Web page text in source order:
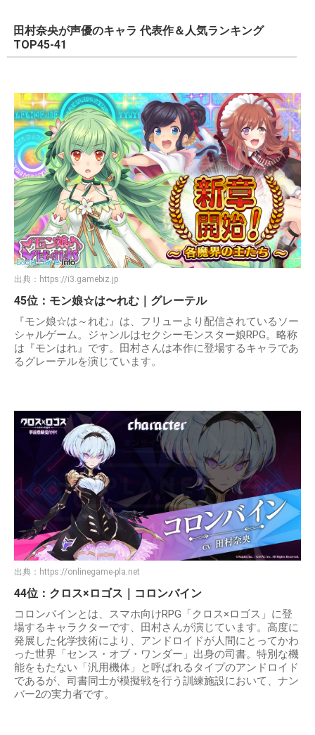
田村奈央が声優のキャラ 代表作＆人気ランキング
TOP45-41
出典： https://i3.gamebiz.jp
45位：モン娘☆は〜れむ｜グレーテル
『モン娘☆は～れむ』は、フリューより配信されているソー
シャルゲーム。ジャンルはセクシーモンスター娘RPG。略称
は『モンはれ』です。田村さんは本作に登場するキャラであ
るグレーテルを演じています。
出典： https://onlinegame-pla.net
44位：クロス×ロゴス｜コロンバイン
コロンバインとは、スマホ向けRPG「クロス×ロゴス」に登
場するキャラクターです、田村さんが演じています。高度に
発展した化学技術により、アンドロイドが人間にとってかわ
った世界「センス・オブ・ワンダー」出身の司書。特別な機
能をもたない「汎用機体」と呼ばれるタイプのアンドロイド
であるが、司書同士が模擬戦を行う訓練施設において、ナン
バー2の実力者です。